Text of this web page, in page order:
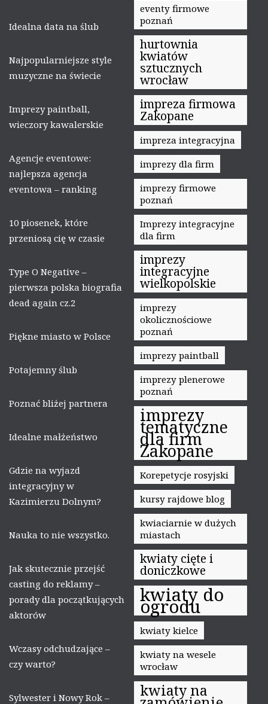
Idealna data na ślub
Najpopularniejsze style
muzyczne na świecie
Imprezy paintball,
wieczory kawalerskie
Agencje eventowe:
najlepsza agencja
eventowa – ranking
10 piosenek, które
przeniosą cię w czasie
Type O Negative –
pierwsza polska biografia
dead again cz.2
Piękne miasto w Polsce
Potajemny ślub
Poznać bliżej partnera
Idealne małżeństwo
Gdzie na wyjazd
integracyjny w
Kazimierzu Dolnym?
Nauka to nie wszystko.
Jak skutecznie przejść
casting do reklamy –
porady dla początkujących
aktorów
Wczasy odchudzające –
czy warto?
Sylwester i Nowy Rok –
eventy firmowe
poznań
hurtownia
kwiatów
sztucznych
wrocław
impreza firmowa
Zakopane
impreza integracyjna
imprezy dla firm
imprezy firmowe
poznań
Imprezy integracyjne
dla firm
imprezy
integracyjne
wielkopolskie
imprezy
okolicznościowe
poznań
imprezy paintball
imprezy plenerowe
poznań
imprezy
tematyczne
dla firm
Zakopane
Korepetycje rosyjski
kursy rajdowe blog
kwiaciarnie w dużych
miastach
kwiaty cięte i
doniczkowe
kwiaty do
ogrodu
kwiaty kielce
kwiaty na wesele
wrocław
kwiaty na